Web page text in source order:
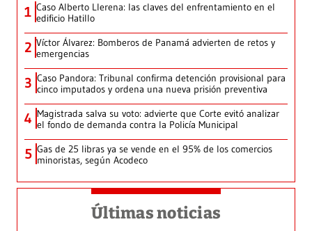
1 Caso Alberto Llerena: las claves del enfrentamiento en el
edificio Hatillo
2 Víctor Álvarez: Bomberos de Panamá advierten de retos y
emergencias
3 Caso Pandora: Tribunal confirma detención provisional para
cinco imputados y ordena una nueva prisión preventiva
4 Magistrada salva su voto: advierte que Corte evitó analizar
el fondo de demanda contra la Policía Municipal
5 Gas de 25 libras ya se vende en el 95% de los comercios
minoristas, según Acodeco
Últimas noticias